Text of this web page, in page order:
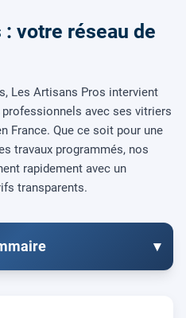
votre réseau de
Les Artisans Pros intervient
avec ses vitriers
France. Que ce soit pour une
travaux programmés, nos
rapidement avec un
transparents.
▾